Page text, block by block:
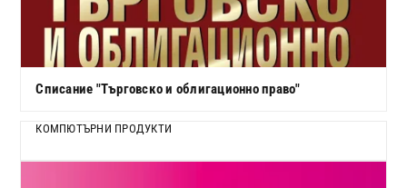
Списание "Търговско и облигационно право"
КОМПЮТЪРНИ ПРОДУКТИ